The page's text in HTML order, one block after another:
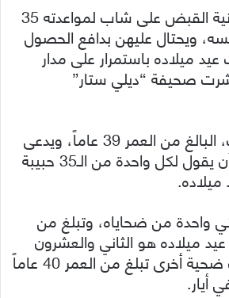
ألقت الشرطة اليابانية القبض على شاب لمواعدته 35
ويحتال عليهن بدافع الحصول
ميلاده باستمرار على مدار
صحيفة “ديلي ستار”
وكانت خطة الشاب، البالغ من العمر 39 عاماً، ويدعى
“تاكاشي مياغاوا” أن يقول لكل واحدة من الـ35 حبيبة
ميلاده.
واحدة من ضحاياه، وتبلغ من
بأن عيد ميلاده هو الثاني والعشرون
من شباط، وزعمت ضحية أخرى تبلغ من العمر 40 عاماً
أيار.